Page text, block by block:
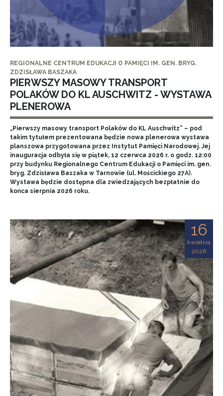
REGIONALNE CENTRUM EDUKACJI O PAMIĘCI IM. GEN. BRYG.
ZDZISŁAWA BASZAKA
PIERWSZY MASOWY TRANSPORT
POLAKÓW DO KL AUSCHWITZ - WYSTAWA
PLENEROWA
„Pierwszy masowy transport Polaków do KL Auschwitz” – pod
takim tytułem prezentowana będzie nowa plenerowa wystawa
planszowa przygotowana przez Instytut Pamięci Narodowej. Jej
inauguracja odbyła się w piątek, 12 czerwca 2026 r. o godz. 12:00
przy budynku Regionalnego Centrum Edukacji o Pamięci im. gen.
bryg. Zdzisława Baszaka w Tarnowie (ul. Mościckiego 27A).
Wystawa będzie dostępna dla zwiedzających bezpłatnie do
końca sierpnia 2026 roku.
16
kwietnia
2026